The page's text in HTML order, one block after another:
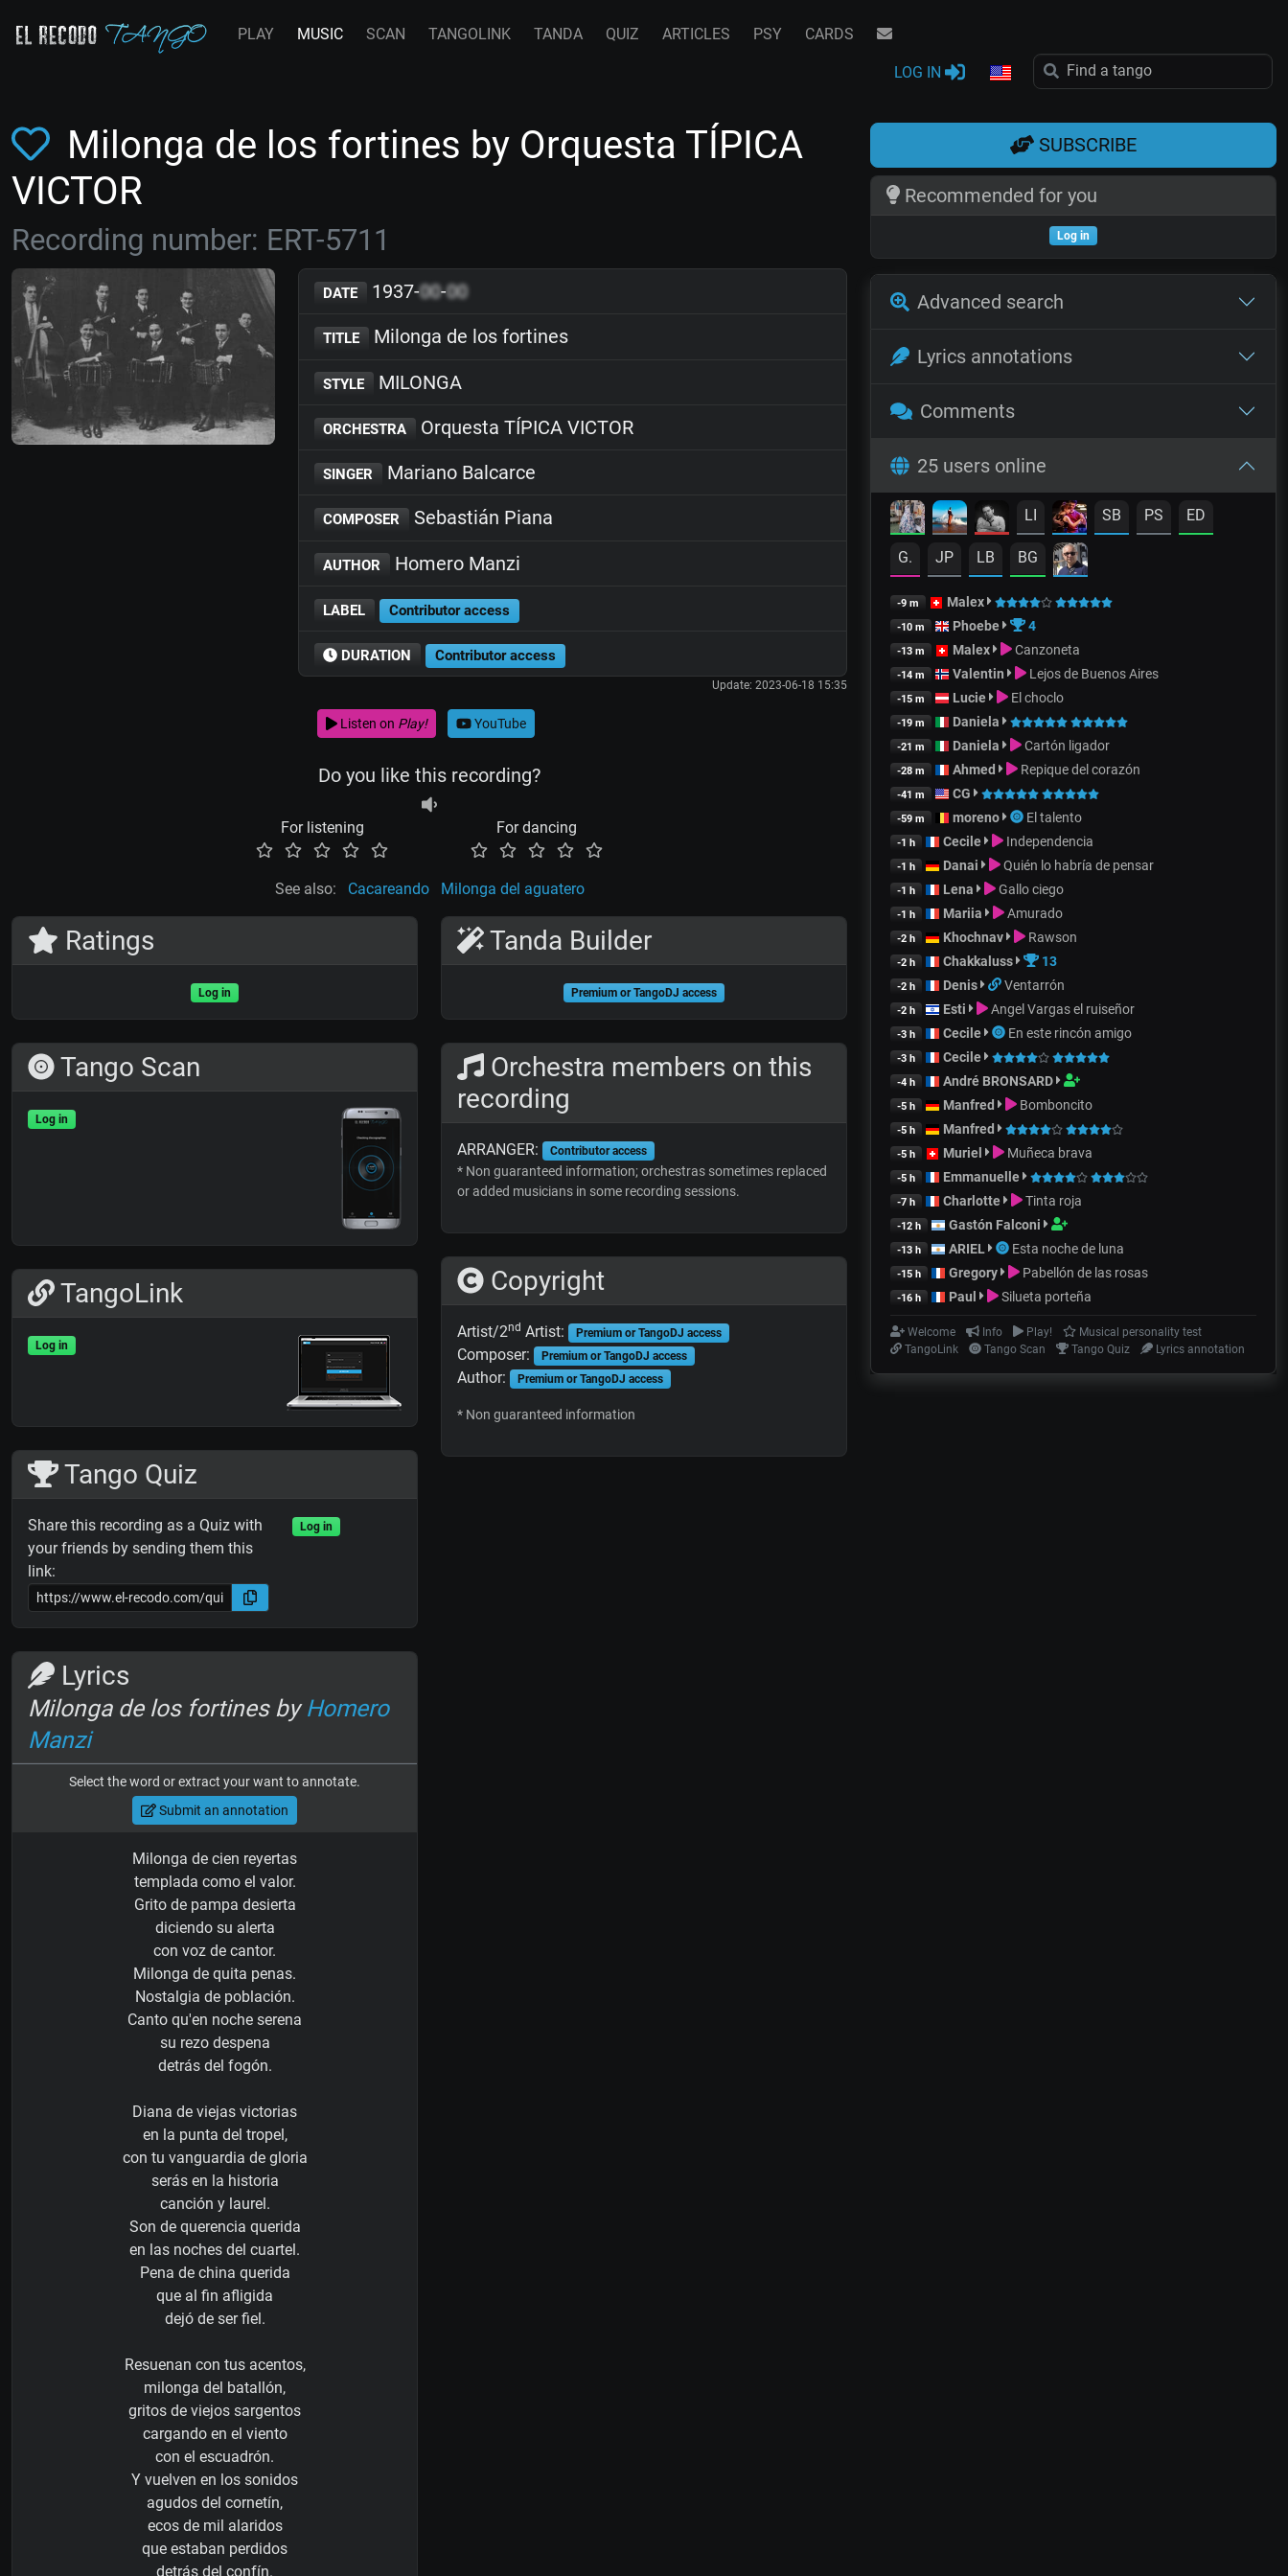
PLAY MUSIC SCAN TANGOLINK TANDA QUIZ ARTICLES PSY CARDS
LOG IN
Milonga de los fortines by Orquesta TÍPICA
VICTOR
Recording number: ERT-5711
DATE 1937-00-00
TITLE Milonga de los fortines
STYLE MILONGA
ORCHESTRA Orquesta TÍPICA VICTOR
SINGER Mariano Balcarce
COMPOSER Sebastián Piana
AUTHOR Homero Manzi
LABEL Contributor access
DURATION Contributor access
Update: 2023-06-18 15:35
Listen on Play! YouTube
Do you like this recording?
For listening For dancing
See also: Cacareando Milonga del aguatero
Ratings
Log in
Tango Scan
Log in
TangoLink
Log in
Tango Quiz
Share this recording as a Quiz with
your friends by sending them this
link:
Log in
Lyrics
Milonga de los fortines byHomero
Manzi
Select the word or extract your want to annotate.
Submit an annotation
Milonga de cien reyertas
templada como el valor.
Grito de pampa desierta
diciendo su alerta
con voz de cantor.
Milonga de quita penas.
Nostalgia de población.
Canto qu'en noche serena
su rezo despena
detrás del fogón.
Diana de viejas victorias
en la punta del tropel,
con tu vanguardia de gloria
serás en la historia
canción y laurel.
Son de querencia querida
en las noches del cuartel.
Pena de china querida
que al fin afligida
dejó de ser fiel.
Resuenan con tus acentos,
milonga del batallón,
gritos de viejos sargentos
cargando en el viento
con el escuadrón.
Y vuelven en los sonidos
agudos del cornetín,
ecos de mil alaridos
que estaban perdidos
detrás del confín.
Tanda Builder
Premium or TangoDJ access
Orchestra members on this
recording
ARRANGER: Contributor access
* Non guaranteed information; orchestras sometimes replaced
or added musicians in some recording sessions.
Copyright
Artist/2nd Artist: Premium or TangoDJ access
Composer: Premium or TangoDJ access
Author: Premium or TangoDJ access
* Non guaranteed information
SUBSCRIBE
Recommended for you
Log in
Advanced search
Lyrics annotations
Comments
25 users online
LI SB PS ED
G. JP LB BG
-9 m Malex
-10 m Phoebe 4
-13 m Malex Canzoneta
-14 m Valentin Lejos de Buenos Aires
-15 m Lucie El choclo
-19 m Daniela
-21 m Daniela Cartón ligador
-28 m Ahmed Repique del corazón
-41 m CG
-59 m moreno El talento
-1 h Cecile Independencia
-1 h Danai Quién lo habría de pensar
-1 h Lena Gallo ciego
-1 h Mariia Amurado
-2 h Khochnav Rawson
-2 h Chakkaluss 13
-2 h Denis Ventarrón
-2 h Esti Angel Vargas el ruiseñor
-3 h Cecile En este rincón amigo
-3 h Cecile
-4 h André BRONSARD
-5 h Manfred Bomboncito
-5 h Manfred
-5 h Muriel Muñeca brava
-5 h Emmanuelle
-7 h Charlotte Tinta roja
-12 h Gastón Falconi
-13 h ARIEL Esta noche de luna
-15 h Gregory Pabellón de las rosas
-16 h Paul Silueta porteña
Welcome Info Play!
Musical personality test
TangoLink
Tango Scan Tango Quiz Lyrics annotation